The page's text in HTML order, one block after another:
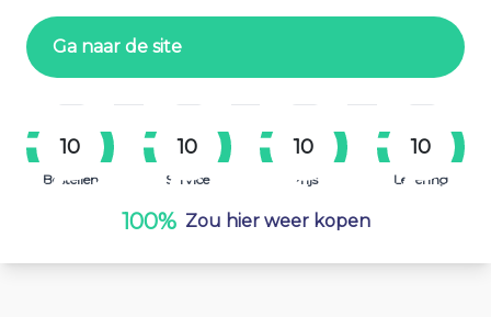
Ga naar de site
10
Bestellen
10
Service
10
Prijs
10
Levering
100% Zou hier weer kopen